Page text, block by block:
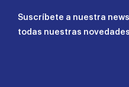
Suscríbete a nuestra
todas nuestras novedades